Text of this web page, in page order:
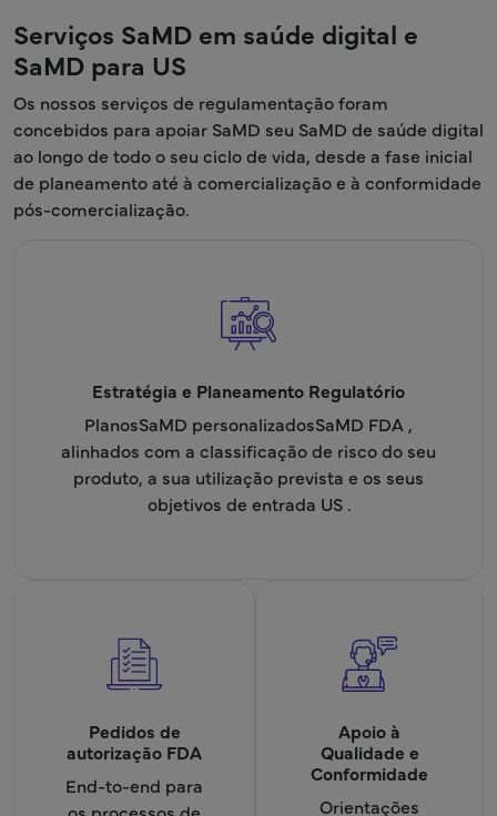
Serviços SaMD em saúde digital e
SaMD para US
Os nossos serviços de regulamentação foram
concebidos para apoiar SaMD seu SaMD de saúde digital
ao longo de todo o seu ciclo de vida, desde a fase inicial
de planeamento até à comercialização e à conformidade
pós-comercialização.
Estratégia e Planeamento Regulatório
PlanosSaMD personalizadosSaMD FDA ,
alinhados com a classificação de risco do seu
produto, a sua utilização prevista e os seus
objetivos de entrada US .
Pedidos de
autorização FDA
End-to-end para
Apoio à
Qualidade e
Conformidade
Orientações